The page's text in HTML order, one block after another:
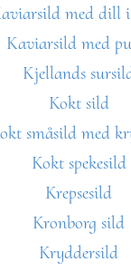
med dill
Kaviarsild med
Kjellands
Kokt sild
småsild med
Kokt spekesild
Krepsesild
Kronborg sild
Kryddersild